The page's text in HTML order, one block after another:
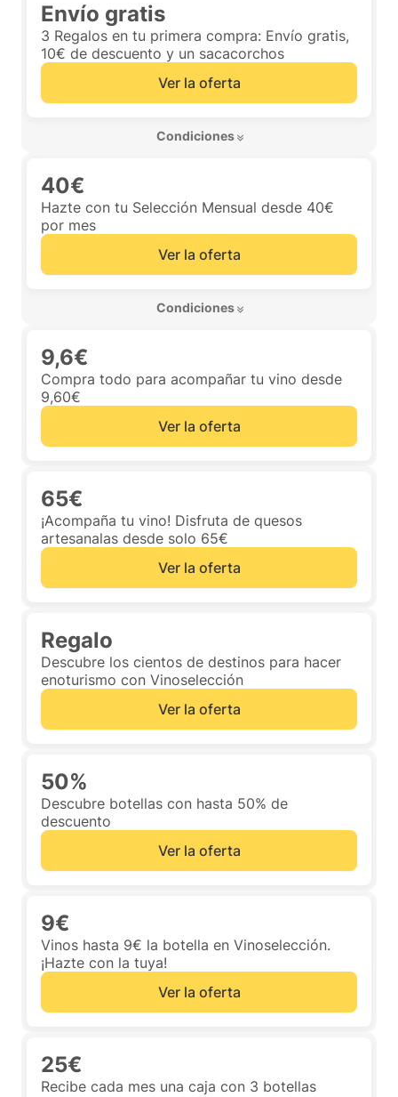
Envío gratis
3 Regalos en tu primera compra: Envío gratis,
10€ de descuento y un sacacorchos
Ver la oferta
Condiciones
40€
Hazte con tu Selección Mensual desde 40€
por mes
Ver la oferta
Condiciones
9,6€
Compra todo para acompañar tu vino desde
9,60€
Ver la oferta
65€
¡Acompaña tu vino! Disfruta de quesos
artesanalas desde solo 65€
Ver la oferta
Regalo
Descubre los cientos de destinos para hacer
enoturismo con Vinoselección
Ver la oferta
50%
Descubre botellas con hasta 50% de
descuento
Ver la oferta
9€
Vinos hasta 9€ la botella en Vinoselección.
¡Hazte con la tuya!
Ver la oferta
25€
Recibe cada mes una caja con 3 botellas